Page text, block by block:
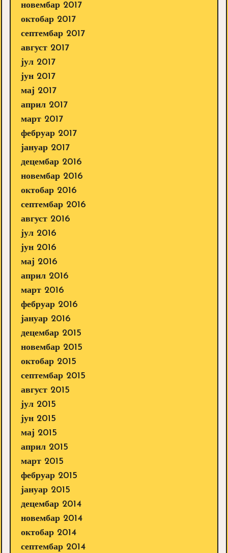
новембар 2017
октобар 2017
септембар 2017
август 2017
јул 2017
јун 2017
мај 2017
април 2017
март 2017
фебруар 2017
јануар 2017
децембар 2016
новембар 2016
октобар 2016
септембар 2016
август 2016
јул 2016
јун 2016
мај 2016
април 2016
март 2016
фебруар 2016
јануар 2016
децембар 2015
новембар 2015
октобар 2015
септембар 2015
август 2015
јул 2015
јун 2015
мај 2015
април 2015
март 2015
фебруар 2015
јануар 2015
децембар 2014
новембар 2014
октобар 2014
септембар 2014